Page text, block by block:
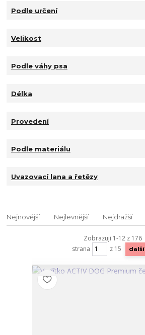
Podle určení
Velikost
Podle váhy psa
Délka
Provedení
Podle materiálu
Uvazovací lana a řetězy
Nejnovější Nejlevnější Nejdražší
Zobrazuji 1-12 z 176
strana
z 15 další